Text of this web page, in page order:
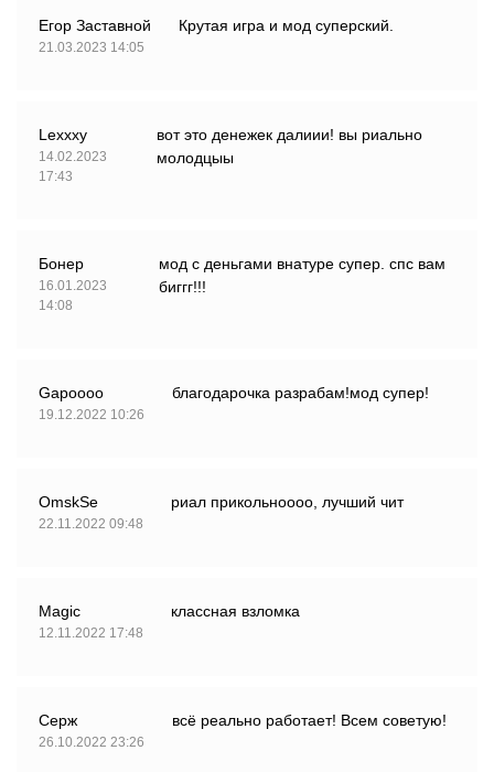
Егор Заставной
21.03.2023 14:05
Крутая игра и мод суперский.
Lexxxy
14.02.2023
17:43
вот это денежек далиии! вы риально
молодцыы
Бонер
16.01.2023
14:08
мод с деньгами внатуре супер. спс вам
биггг!!!
Gapoooo
19.12.2022 10:26
благодарочка разрабам!мод супер!
OmskSe
22.11.2022 09:48
риал прикольноооо, лучший чит
Magic
12.11.2022 17:48
классная взломка
Серж
26.10.2022 23:26
всё реально работает! Всем советую!